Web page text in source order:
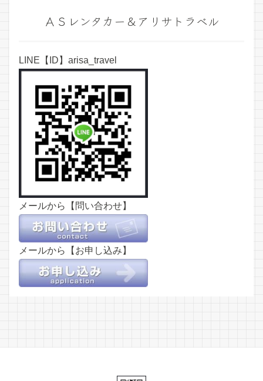
ＡＳレンタカー＆アリサトラベル
LINE【ID】arisa_travel
メールから【問い合わせ】
メールから【お申し込み】